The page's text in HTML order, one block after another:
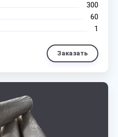
300
60
1
Заказать